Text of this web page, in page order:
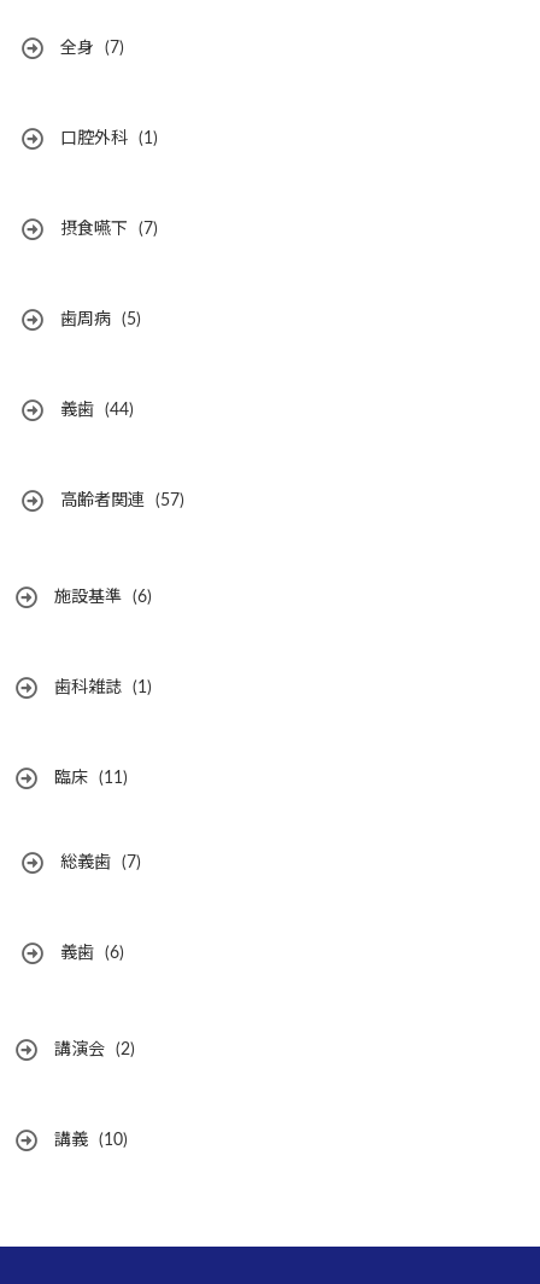
全身 (7)
口腔外科 (1)
摂食嚥下 (7)
歯周病 (5)
義歯 (44)
高齢者関連 (57)
施設基準 (6)
歯科雑誌 (1)
臨床 (11)
総義歯 (7)
義歯 (6)
講演会 (2)
講義 (10)